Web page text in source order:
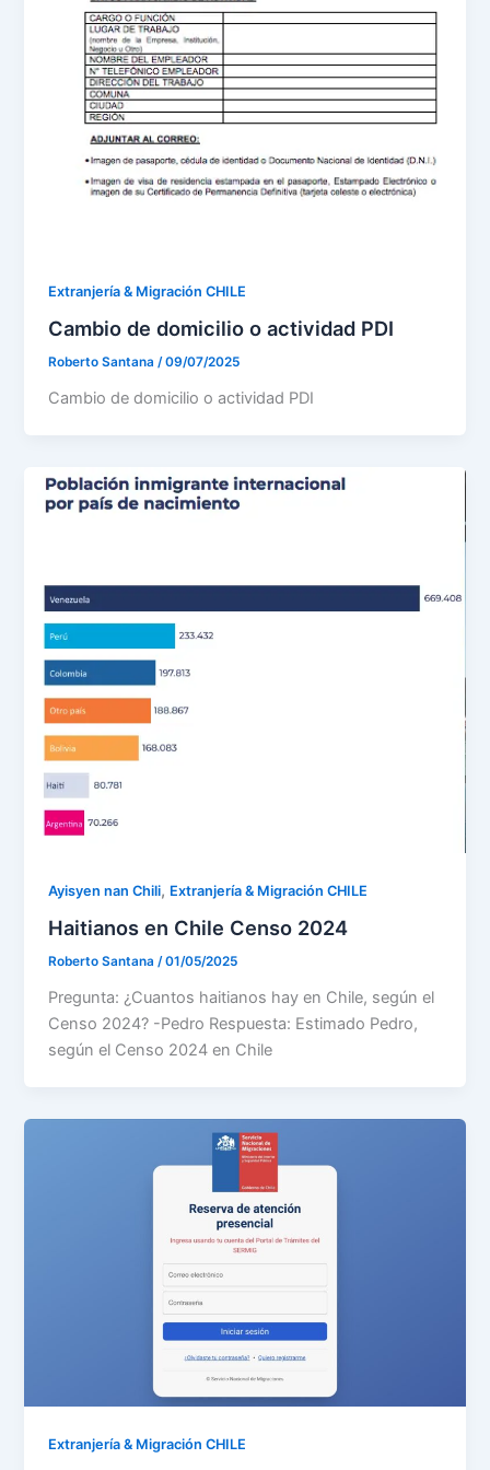
Extranjería & Migración CHILE
Cambio de domicilio o actividad PDI
Roberto Santana/09/07/2025
Cambio de domicilio o actividad PDI
Ayisyen nan Chili, Extranjería & Migración CHILE
Haitianos en Chile Censo 2024
Roberto Santana/01/05/2025
Pregunta: ¿Cuantos haitianos hay en Chile, según el
Censo 2024? -Pedro Respuesta: Estimado Pedro,
según el Censo 2024 en Chile
Extranjería & Migración CHILE